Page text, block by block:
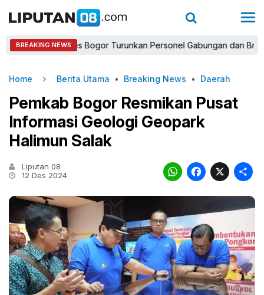
BREAKING NEWS
Kapolres Bogor Turunkan Personel Gabungan dan Brimob,
Home Berita Utama • Breaking News • Daerah
Pemkab Bogor Resmikan Pusat
Informasi Geologi Geopark
Halimun Salak
Liputan 08
12 Des 2024
X